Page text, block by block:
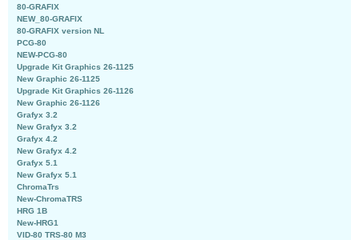
80-GRAFIX
NEW_80-GRAFIX
80-GRAFIX version NL
PCG-80
NEW-PCG-80
Upgrade Kit Graphics 26-1125
New Graphic 26-1125
Upgrade Kit Graphics 26-1126
New Graphic 26-1126
Grafyx 3.2
New Grafyx 3.2
Grafyx 4.2
New Grafyx 4.2
Grafyx 5.1
New Grafyx 5.1
ChromaTrs
New-ChromaTRS
HRG 1B
New-HRG1
VID-80 TRS-80 M3